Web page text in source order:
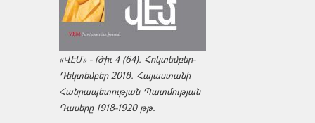
«ՎԷՄ» - Թիւ 4 (64). Հոկտեմբեր-
Դեկտեմբեր 2018. Հայաստանի
Հանրապետության Պատմության
Դասերը 1918-1920 թթ.